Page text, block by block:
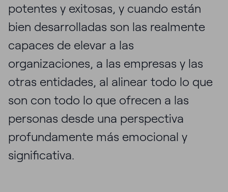
potentes y exitosas, y cuando están
bien desarrolladas son las realmente
capaces de elevar a las
organizaciones, a las empresas y las
otras entidades, al alinear todo lo que
son con todo lo que ofrecen a las
personas desde una perspectiva
profundamente más emocional y
significativa.